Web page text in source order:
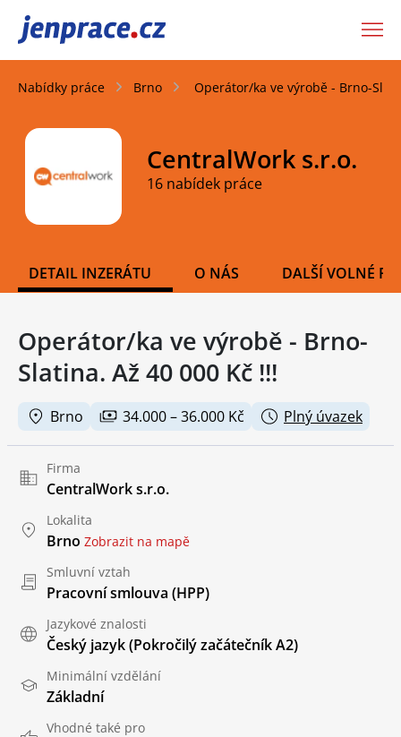
JenPráce.cz
Nabídky práce Brno Operátor/ka ve výrobě - Brno-
CentralWork s.r.o.
16 nabídek práce
DETAIL INZERÁTU O NÁS DALŠÍ VOLNÉ
Operátor/ka ve výrobě - Brno-
Slatina. Až 40 000 Kč !!!
Brno 34.000 – 36.000 Kč Plný úvazek
Firma
CentralWork s.r.o.
Lokalita
Brno Zobrazit na mapě
Smluvní vztah
Pracovní smlouva (HPP)
Jazykové znalosti
Český jazyk(Pokročilý začátečník A2)
Minimální vzdělání
Základní
Vhodné také pro